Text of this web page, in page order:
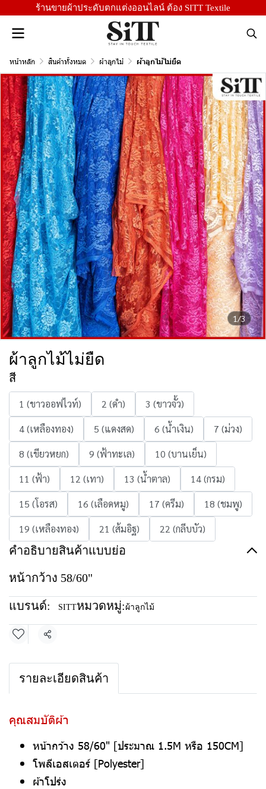
ร้านขายผ้าประดับตกแต่งออนไลน์ ต้อง SITT Textile
หน้าหลัก สินค้าทั้งหมด ผ้าลูกไม้ ผ้าลูกไม้ไม่ยืด
1/3
ผ้าลูกไม้ไม่ยืด
สี
1 (ขาวออฟไวท์) 2 (ดำ)
3 (ขาวจั้ว)
4 (เหลืองทอง)
5 (แดงสด) 6 (น้ำเงิน)
7 (ม่วง)
8 (เขียวหยก)
9 (ฟ้าทะเล)
10 (บานเย็น)
11 (ฟ้า)
12 (เทา) 13 (น้ำตาล)
14 (กรม)
15 (โอรส)
16 (เลือดหมู) 17 (ครีม)
18 (ชมพู)
19 (เหลืองทอง)
21 (ส้มอิฐ) 22 (กลีบบัว)
คำอธิบายสินค้าแบบย่อ
หน้ากว้าง 58/60"
แบรนด์: SITTหมวดหมู่: ผ้าลูกไม้
แชร์
รายละเอียดสินค้า
คุณสมบัติผ้า
หน้ากว้าง 58/60" [ประมาณ 1.5M หรือ 150CM]
โพลีเอสเตอร์ [Polyester]
ผ้าโปร่ง